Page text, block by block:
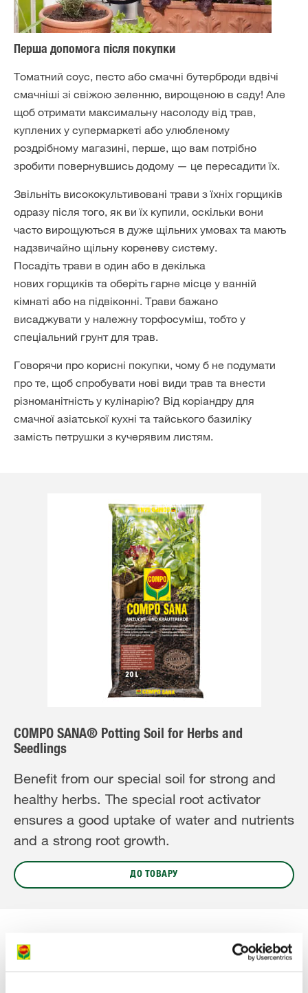
Перша допомога після покупки
Томатний соус, песто або смачні бутерброди вдвічі
смачніші зі свіжою зеленню, вирощеною в саду! Але
щоб отримати максимальну насолоду від трав,
куплених у супермаркеті або улюбленому
роздрібному магазині, перше, що вам потрібно
зробити повернувшись додому — це пересадити їх.
Звільніть висококультивовані трави з їхніх горщиків
одразу після того, як ви їх купили, оскільки вони
часто вирощуються в дуже щільних умовах та мають
надзвичайно щільну кореневу систему.
Посадіть трави в один або в декілька
нових горщиків та оберіть гарне місце у ванній
кімнаті або на підвіконні. Трави бажано
висаджувати у належну торфосуміш, тобто у
спеціальний грунт для трав.
Говорячи про корисні покупки, чому б не подумати
про те, щоб спробувати нові види трав та внести
різноманітність у кулінарію? Від коріандру для
смачної азіатської кухні та тайського базиліку
замість петрушки з кучерявим листям.
COMPO SANA® Potting Soil for Herbs and
Seedlings
Benefit from our special soil for strong and
healthy herbs. The special root activator
ensures a good uptake of water and nutrients
and a strong root growth.
ДО ТОВАРУ